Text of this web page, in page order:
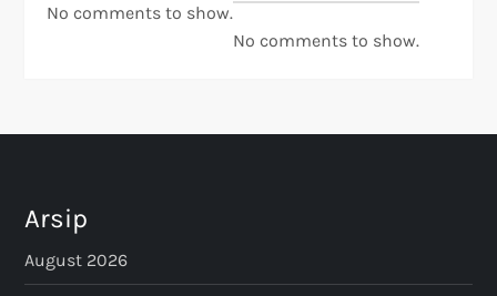
No comments to show.
No comments to show.
Arsip
August 2026